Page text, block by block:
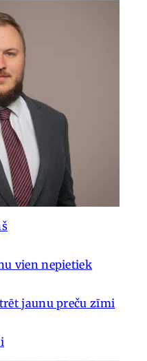
vien nepietiek
jaunu preču zīmi